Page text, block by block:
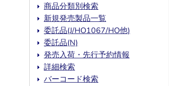
商品分類別検索
新規発売製品一覧
委託品(J/HO1067/HO他)
委託品(N)
発売入荷・先行予約情報
詳細検索
バーコード検索